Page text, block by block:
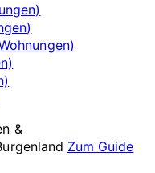
&
Zum Guide